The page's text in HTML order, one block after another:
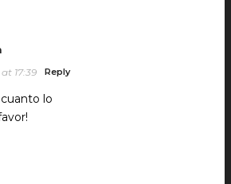
17:39 Reply
lo